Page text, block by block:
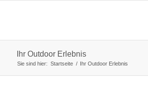
Ihr Outdoor Erlebnis
Sie sind hier: Startseite / Ihr Outdoor Erlebnis